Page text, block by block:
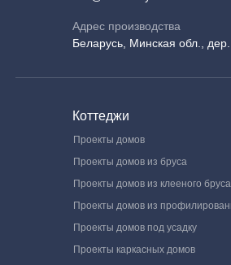
Адрес производства
Беларусь, Минская обл.,
Коттеджи
Проекты домов
Проекты домов из бруса
Проекты домов из клееного бруса
Проекты домов из
Проекты домов под усадку
Проекты каркасных домов